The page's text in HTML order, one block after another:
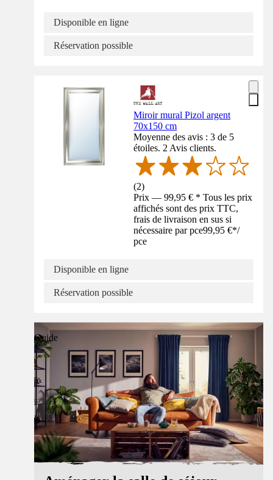
Disponible en ligne
Réservation possible
Miroir mural Pizol argent
70x150 cm
Moyenne des avis : 3 de 5
étoiles. 2 Avis clients.
(2)
Prix — 99,95 € * Tous les prix
affichés sont des prix TTC,
frais de livraison en sus si
nécessaire par pce99,95 €*/
pce
Disponible en ligne
Réservation possible
Guide